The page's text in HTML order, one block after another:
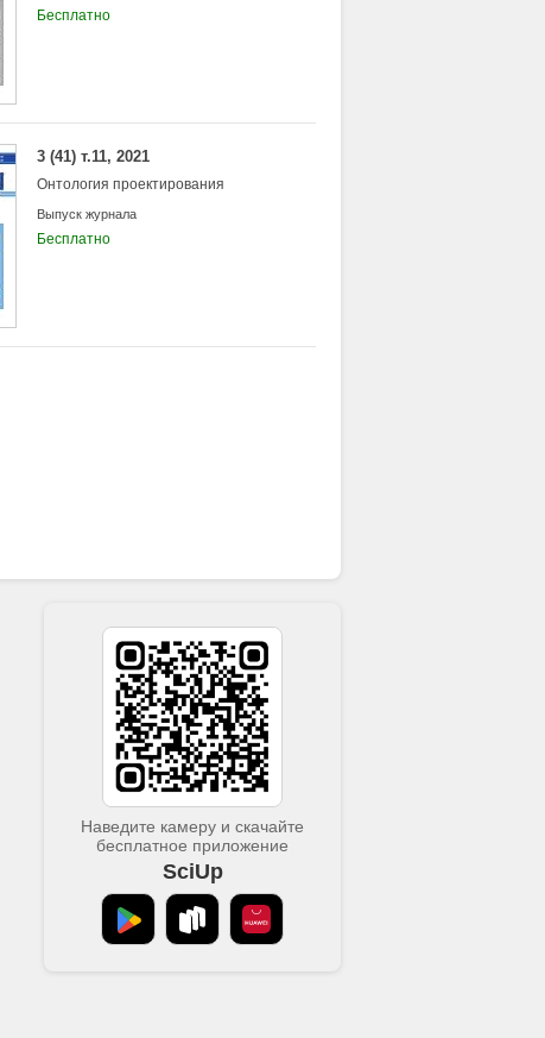
Бесплатно
3 (41) т.11, 2021
Онтология проектирования
Выпуск журнала
Бесплатно
Наведите камеру и скачайте
бесплатное приложение
SciUp